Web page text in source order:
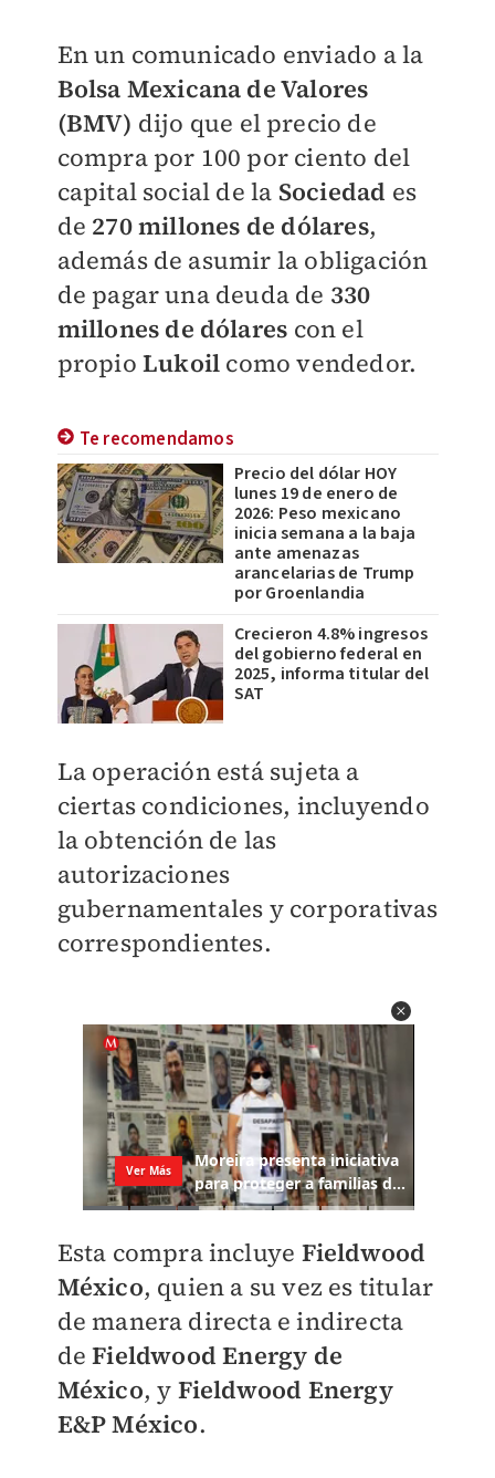
En un comunicado enviado a la
Bolsa Mexicana de Valores
(BMV) dijo que el precio de
compra por 100 por ciento del
capital social de la Sociedad es
de 270 millones de dólares,
además de asumir la obligación
de pagar una deuda de 330
millones de dólares con el
propio Lukoil como vendedor.
Te recomendamos
Precio del dólar HOY
lunes 19 de enero de
2026: Peso mexicano
inicia semana a la baja
ante amenazas
arancelarias de Trump
por Groenlandia
Crecieron 4.8% ingresos
del gobierno federal en
2025, informa titular del
SAT
La operación está sujeta a
ciertas condiciones, incluyendo
la obtención de las
autorizaciones
gubernamentales y corporativas
correspondientes.
Esta compra incluye Fieldwood
México, quien a su vez es titular
de manera directa e indirecta
deFieldwood Energy de
México, y Fieldwood Energy
E&P México.